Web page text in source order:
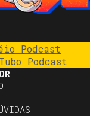
Podcast
Podcast